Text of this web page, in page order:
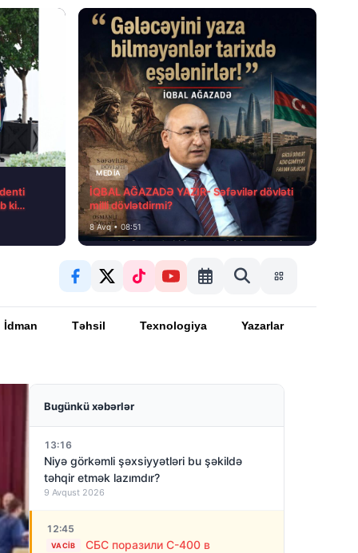
ki…
MEDİA
İQBAL AĞAZADƏ YAZIR- Səfəvilər dövləti
milli dövlətdirmi?
8 Avq • 08:51
İdman Təhsil Texnologiya Yazarlar
Bugünkü xəbərlər
13:16
Niyə görkəmli şəxsiyyətləri bu şəkildə
təhqir etmək lazımdır?
9 Avqust 2026
12:45
VACIB
СБС поразили С-400 в